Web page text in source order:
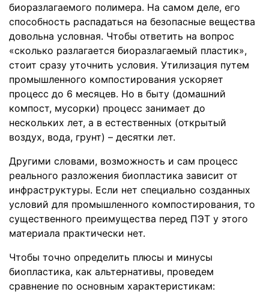
биоразлагаемого полимера. На самом деле, его
способность распадаться на безопасные вещества
довольна условная. Чтобы ответить на вопрос
«сколько разлагается биоразлагаемый пластик»,
стоит сразу уточнить условия. Утилизация путем
промышленного компостирования ускоряет
процесс до 6 месяцев. Но в быту (домашний
компост, мусорки) процесс занимает до
нескольких лет, а в естественных (открытый
воздух, вода, грунт) – десятки лет.
Другими словами, возможность и сам процесс
реального разложения биопластика зависит от
инфраструктуры. Если нет специально созданных
условий для промышленного компостирования, то
существенного преимущества перед ПЭТ у этого
материала практически нет.
Чтобы точно определить плюсы и минусы
биопластика, как альтернативы, проведем
сравнение по основным характеристикам: